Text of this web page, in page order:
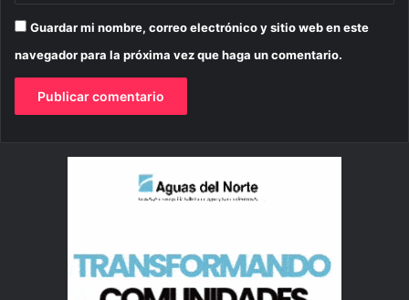
Guardar mi nombre, correo electrónico y sitio web en este
navegador para la próxima vez que haga un comentario.